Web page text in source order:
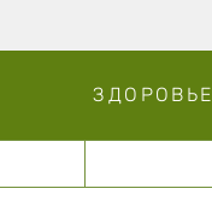
ЗДОРОВЬЕ